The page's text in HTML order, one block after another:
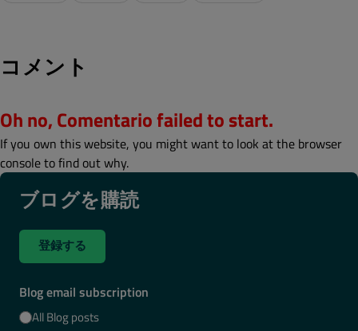
コメント
Oh no, Comentario failed to start.
If you own this website, you might want to look at the browser
console to find out why.
ブログを購読
登録する
Blog email subscription
All Blog posts